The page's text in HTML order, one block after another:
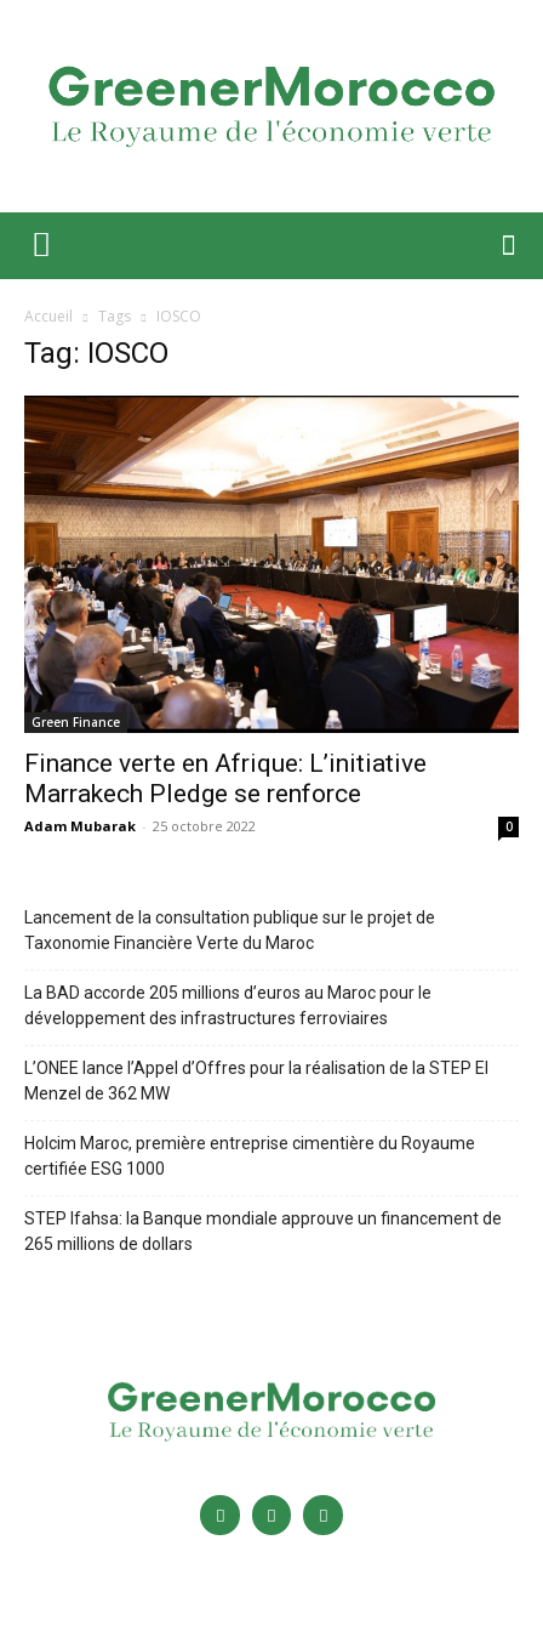
Accueil Tags IOSCO
Tag: IOSCO
Green Finance
Finance verte en Afrique: L’initiative
Marrakech Pledge se renforce
Adam Mubarak - 25 octobre 2022 0
Lancement de la consultation publique sur le projet de
Taxonomie Financière Verte du Maroc
La BAD accorde 205 millions d’euros au Maroc pour le
développement des infrastructures ferroviaires
L’ONEE lance l’Appel d’Offres pour la réalisation de la STEP El
Menzel de 362 MW
Holcim Maroc, première entreprise cimentière du Royaume
certifiée ESG 1000
STEP Ifahsa: la Banque mondiale approuve un financement de
265 millions de dollars